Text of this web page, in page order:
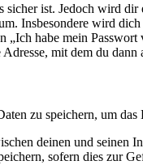
ist. Jedoch wird
Insbesondere wird
habe mein
mit dem du
zu speichern, um
deinen und
sofern dies zur